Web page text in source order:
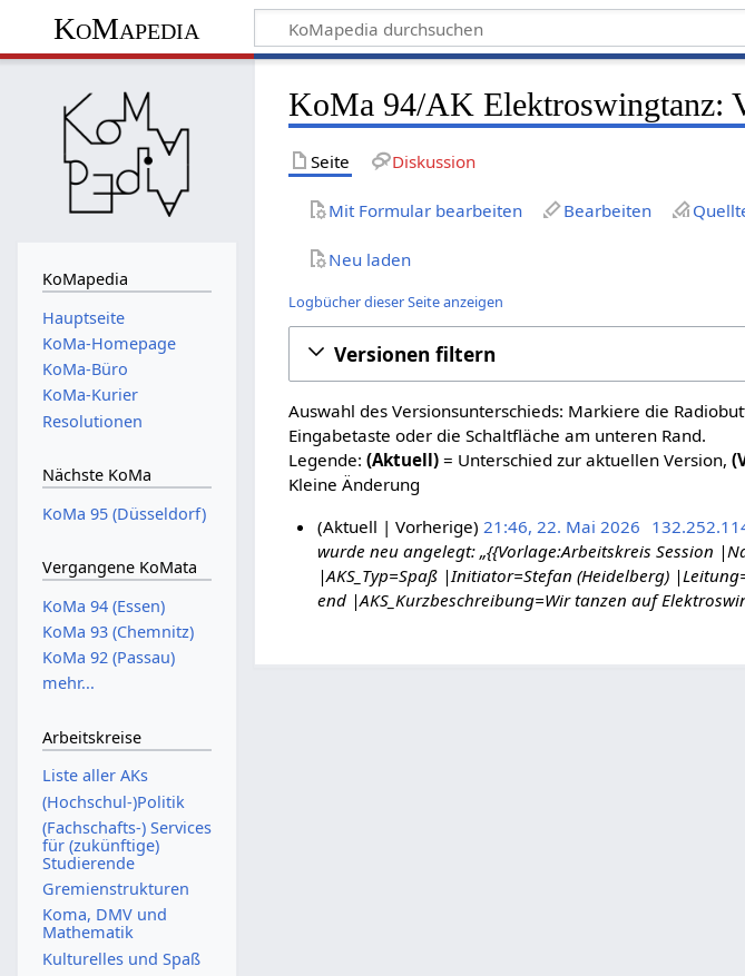
KoMapedia
KoMa 94/AK Elektroswingtanz:
Seite Diskussion
Mit Formular bearbeiten Bearbeiten
Neu laden
Logbücher dieser Seite anzeigen
Versionen filtern
Auswahl des Versionsunterschieds: Markiere die
Eingabetaste oder die Schaltfläche am unteren Rand.
Legende:(Aktuell) = Unterschied zur aktuellen Version,
Kleine Änderung
Aktuell Vorherige 21:46, 22. Mai 2026
wurde neu angelegt: „{{Vorlage:Arbeitskreis Session
|AKS_Typ=Spaß |Initiator=Stefan (Heidelberg)
end |AKS_Kurzbeschreibung=Wir tanzen auf
KoMapedia
Hauptseite
KoMa-Homepage
KoMa-Büro
KoMa-Kurier
Resolutionen
Nächste KoMa
KoMa 95 (Düsseldorf)
Vergangene KoMata
KoMa 94 (Essen)
KoMa 93 (Chemnitz)
KoMa 92 (Passau)
mehr...
Arbeitskreise
Liste aller AKs
(Hochschul-)Politik
(Fachschafts-) Services
für (zukünftige)
Studierende
Gremienstrukturen
Koma, DMV und
Mathematik
Kulturelles und Spaß